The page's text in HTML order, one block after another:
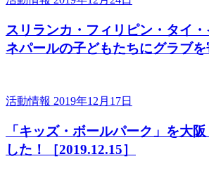
スリランカ・フィリピン・タイ・
ネパールの子どもたちにグラブを
活動情報 2019年12月17日
「キッズ・ボールパーク」を大
した！［2019.12.15］